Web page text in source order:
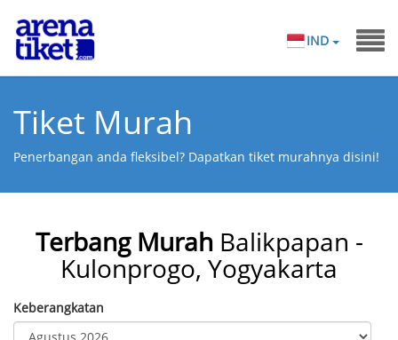
IND
Tiket Murah
Penerbangan anda fleksibel? Dapatkan tiket murahnya disini!
Terbang Murah Balikpapan -
Kulonprogo, Yogyakarta
Keberangkatan